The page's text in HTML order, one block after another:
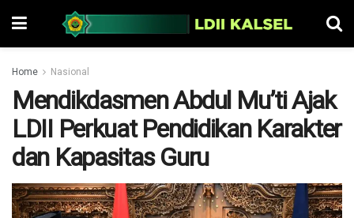
Home Nasional
Mendikdasmen Abdul Mu’ti Ajak
LDII Perkuat Pendidikan Karakter
dan Kapasitas Guru